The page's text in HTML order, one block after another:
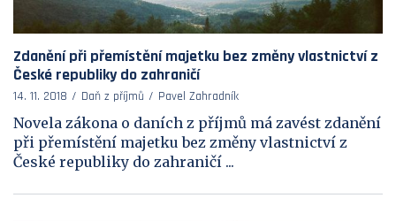
Zdanění při přemístění majetku bez změny vlastnictví z
České republiky do zahraničí
14. 11. 2018 Daň z příjmů Pavel Zahradník
Novela zákona o daních z příjmů má zavést zdanění
při přemístění majetku bez změny vlastnictví z
České republiky do zahraničí ...